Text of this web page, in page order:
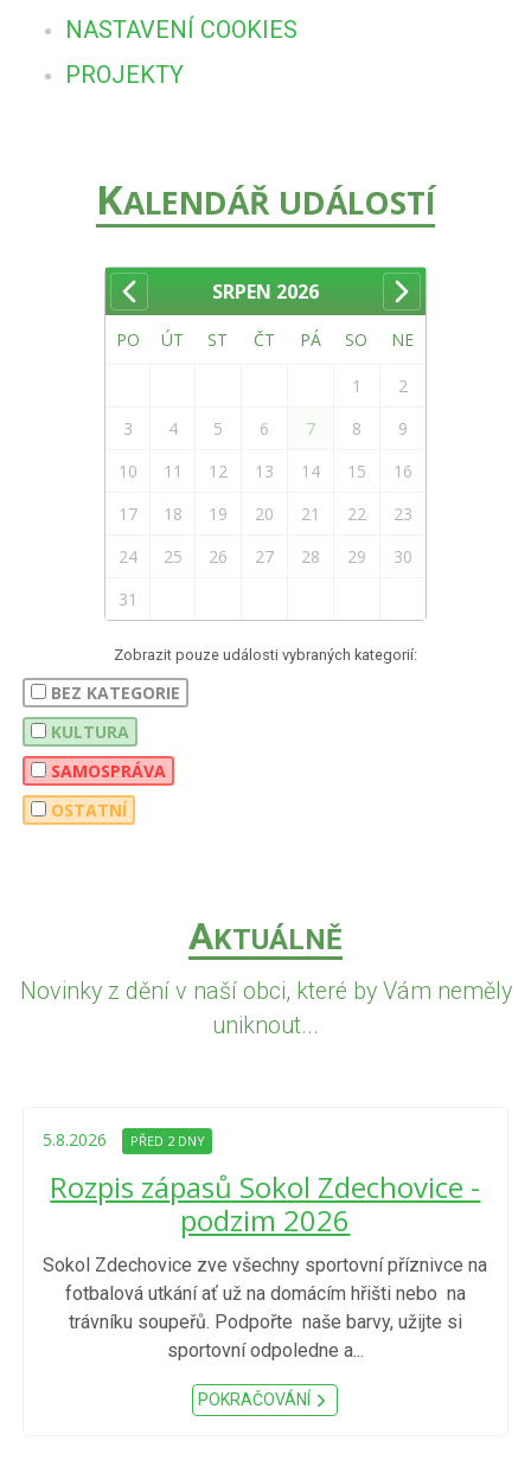
NASTAVENÍ COOKIES
PROJEKTY
KALENDÁŘ UDÁLOSTÍ
SRPEN 2026
PO ÚT ST ČT PÁ SO NE
1
2
3
4 5 6 7 8
9
10
11 12 13 14 15
16
17
18 19 20 21 22
23
24
25 26 27 28 29
30
31
Zobrazit pouze události vybraných kategorií:
BEZ KATEGORIE
KULTURA
SAMOSPRÁVA
OSTATNÍ
AKTUÁLNĚ
Novinky z dění v naší obci, které by Vám neměly
uniknout...
5.8.2026 PŘED 2 DNY
Rozpis zápasů Sokol Zdechovice -
podzim 2026
Sokol Zdechovice zve všechny sportovní příznivce na
fotbalová utkání ať už na domácím hřišti nebo na
trávníku soupeřů. Podpořte naše barvy, užijte si
sportovní odpoledne a...
POKRAČOVÁNÍ